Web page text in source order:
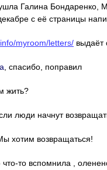
Галина Бондаренко,
с её страницы
myroom/letters/ выдаёт
, спасибо, поправил
жить?
люди начнут
хотим возвращаться!
то вспомнила ,